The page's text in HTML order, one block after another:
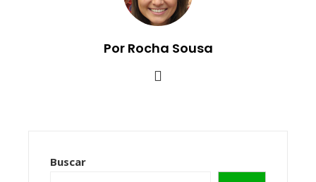
Por Rocha Sousa
Buscar